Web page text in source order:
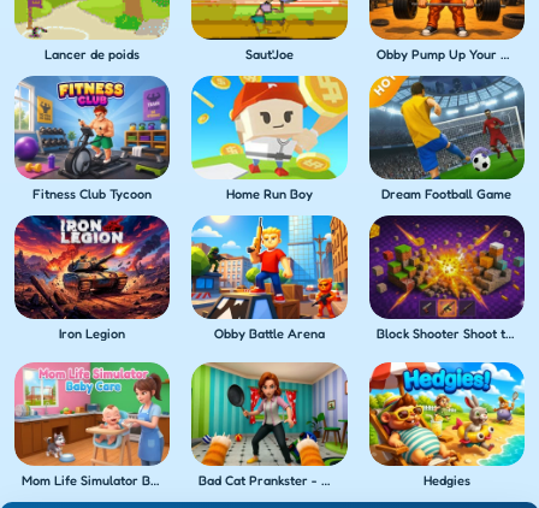
Lancer de poids Saut'Joe Obby Pump Up Your Muscles! 1 per second
Fitness Club Tycoon Home Run Boy Dream Football Game
Iron Legion Obby Battle Arena Block Shooter Shoot the Blocks!
Mom Life Simulator Baby Care Bad Cat Prankster - Mom's Return Hedgies